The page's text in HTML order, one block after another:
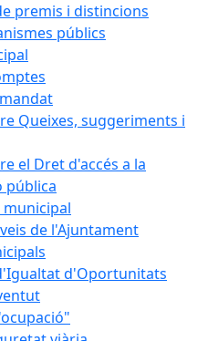
premis i distincions
públics
Queixes, suggeriments i
el Dret d'accés a la
pública
de l'Ajuntament
d'Oportunitats